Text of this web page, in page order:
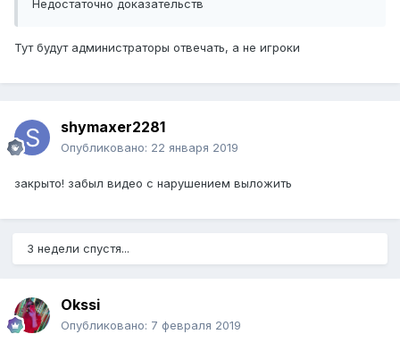
Недостаточно доказательств
Тут будут администраторы отвечать, а не игроки
shymaxer2281
Опубликовано: 22 января 2019
закрыто! забыл видео с нарушением выложить
3 недели спустя...
Okssi
Опубликовано: 7 февраля 2019